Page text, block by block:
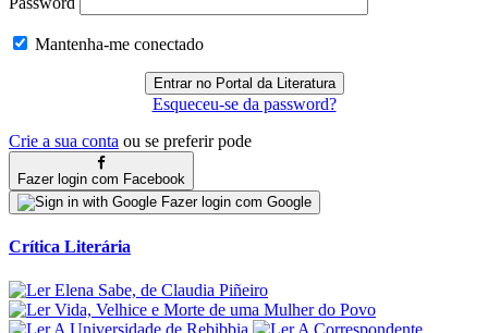
Mantenha-me conectado
Esqueceu-se da password?
Crie a sua conta ou se preferir pode
Fazer login com Facebook
Fazer login com Google
Crítica Literária